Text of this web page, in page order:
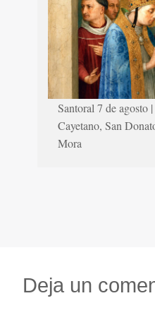
Santoral 7 de agosto
Cayetano, San
Mora
Deja un